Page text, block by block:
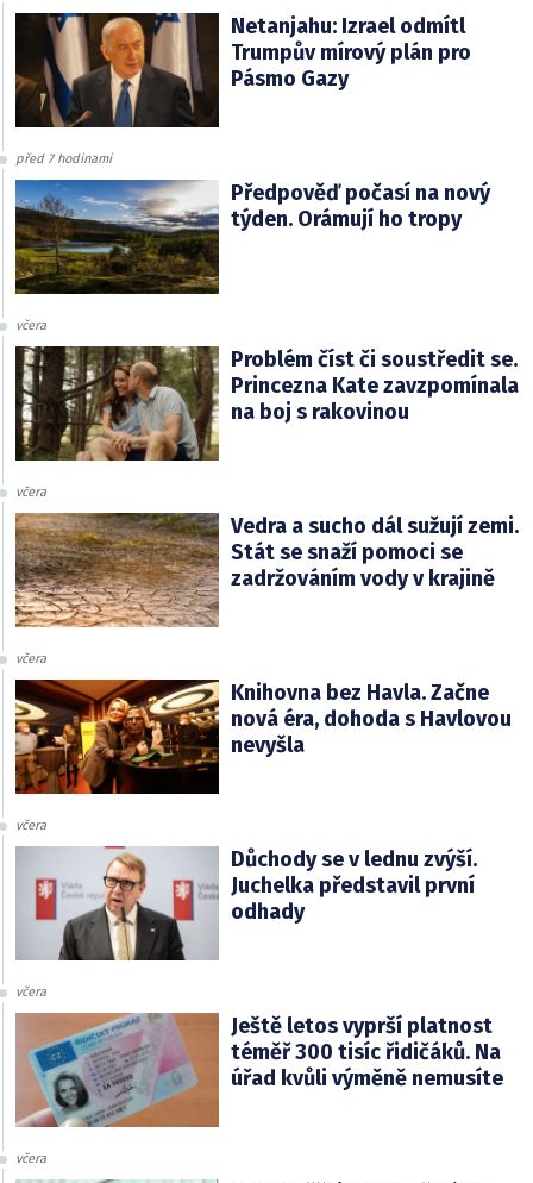
Netanjahu: Izrael odmítl
Trumpův mírový plán pro
Pásmo Gazy
před 7 hodinami
Předpověď počasí na nový
týden. Orámují ho tropy
včera
Problém číst či soustředit se.
Princezna Kate zavzpomínala
na boj s rakovinou
včera
Vedra a sucho dál sužují zemi.
Stát se snaží pomoci se
zadržováním vody v krajině
včera
Knihovna bez Havla. Začne
nová éra, dohoda s Havlovou
nevyšla
včera
Důchody se v lednu zvýší.
Juchelka představil první
odhady
včera
Ještě letos vyprší platnost
téměř 300 tisíc řidičáků. Na
úřad kvůli výměně nemusíte
včera